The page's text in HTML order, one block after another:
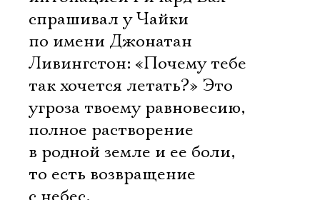
спрашивал у Чайки
по имени Джонатан
Ливингстон: «Почему тебе
так хочется летать?» Это
угроза твоему равновесию,
полное растворение
в родной земле и ее боли,
то есть возвращение